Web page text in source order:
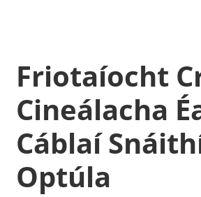
Friotaíocht
Cineálacha
Cáblaí
Optúla